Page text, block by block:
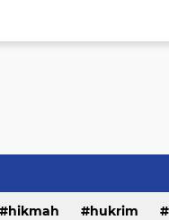
hikmah hukrim